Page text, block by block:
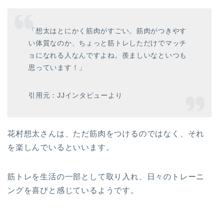
「想太はとにかく筋肉がすごい。筋肉がつきやす
い体質なのか、ちょっと筋トレしただけでマッチ
ョになれる人なんですよね。羨ましいなといつも
思っています！」
引用元：JJインタビューより
花村想太さんは、ただ筋肉をつけるのではなく、それ
を楽しんでいるといいます。
筋トレを生活の一部として取り入れ、日々のトレーニ
ングを喜びと感じているようです。